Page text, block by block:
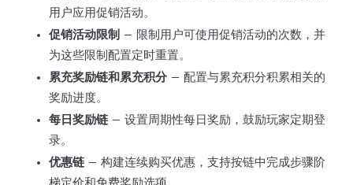
用户应用促销活动。
促销活动限制 — 限制用户可使用促销活动的次数，并
为这些限制配置定时重置。
累充奖励链和累充积分 — 配置与累充积分积累相关的
奖励进度。
每日奖励链 — 设置周期性每日奖励，鼓励玩家定期登
录。
优惠链 — 构建连续购买优惠，支持按链中完成步骤阶